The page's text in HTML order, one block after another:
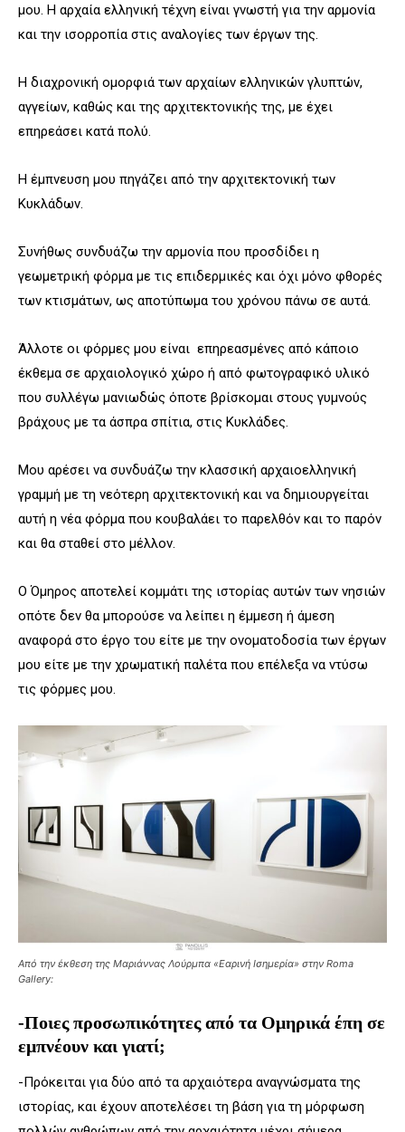
μου. Η αρχαία ελληνική τέχνη είναι γνωστή για την αρμονία
και την ισορροπία στις αναλογίες των έργων της.
Η διαχρονική ομορφιά των αρχαίων ελληνικών γλυπτών,
αγγείων, καθώς και της αρχιτεκτονικής της, με έχει
επηρεάσει κατά πολύ.
Η έμπνευση μου πηγάζει από την αρχιτεκτονική των
Κυκλάδων.
Συνήθως συνδυάζω την αρμονία που προσδίδει η
γεωμετρική φόρμα με τις επιδερμικές και όχι μόνο φθορές
των κτισμάτων, ως αποτύπωμα του χρόνου πάνω σε αυτά.
Άλλοτε οι φόρμες μου είναι επηρεασμένες από κάποιο
έκθεμα σε αρχαιολογικό χώρο ή από φωτογραφικό υλικό
που συλλέγω μανιωδώς όποτε βρίσκομαι στους γυμνούς
βράχους με τα άσπρα σπίτια, στις Κυκλάδες.
Μου αρέσει να συνδυάζω την κλασσική αρχαιοελληνική
γραμμή με τη νεότερη αρχιτεκτονική και να δημιουργείται
αυτή η νέα φόρμα που κουβαλάει το παρελθόν και το παρόν
και θα σταθεί στο μέλλον.
Ο Όμηρος αποτελεί κομμάτι της ιστορίας αυτών των νησιών
οπότε δεν θα μπορούσε να λείπει η έμμεση ή άμεση
αναφορά στο έργο του είτε με την ονοματοδοσία των έργων
μου είτε με την χρωματική παλέτα που επέλεξα να ντύσω
τις φόρμες μου.
Από την έκθεση της Μαριάννας Λούρμπα «Εαρινή Ισημερία» στην Roma
Gallery:
-Ποιες προσωπικότητες από τα Ομηρικά έπη σε
εμπνέουν και γιατί;
-Πρόκειται για δύο από τα αρχαιότερα αναγνώσματα της
ιστορίας, και έχουν αποτελέσει τη βάση για τη μόρφωση